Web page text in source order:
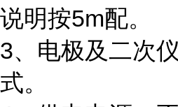
说明按5m配。
3、电极及二次
式。